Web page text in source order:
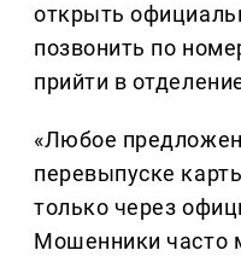
открыть
позвонить по
прийти в
«Любое
перевыпуске
только через
Мошенники часто